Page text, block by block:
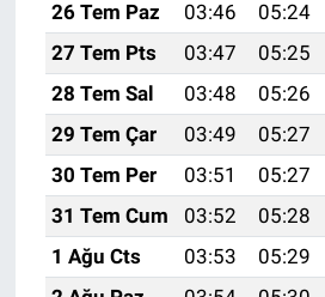
26 Tem Paz
03:46 05:24
27 Tem Pts
03:47 05:25
28 Tem Sal
03:48 05:26
29 Tem Çar
03:49 05:27
30 Tem Per
03:51 05:27
31 Tem Cum
03:52 05:28
1 Ağu Cts
03:53 05:29